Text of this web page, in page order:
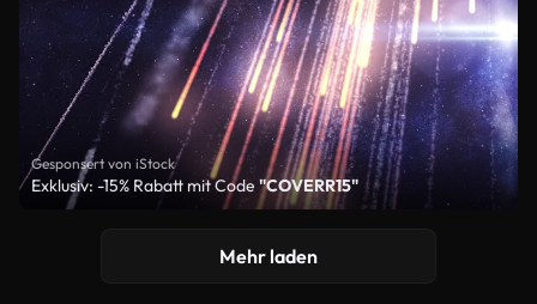
Gesponsert von iStock
Exklusiv: -15% Rabatt mit Code "COVERR15"
Mehr laden